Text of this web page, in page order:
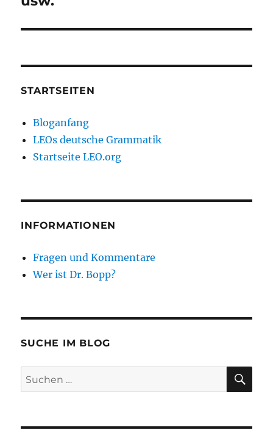
STARTSEITEN
Bloganfang
LEOs deutsche Grammatik
Startseite LEO.org
INFORMATIONEN
Fragen und Kommentare
Wer ist Dr. Bopp?
SUCHE IM BLOG
Suchen
nach: